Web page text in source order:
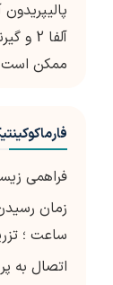
ممکن است
فراهمی
ساعت ؛ تزریق
اتصال به